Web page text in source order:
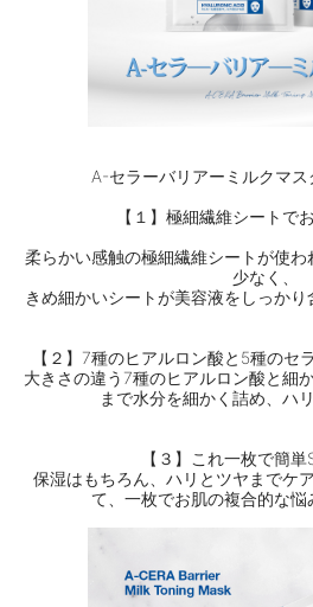
A-セラーバリアーミルクマ
【１】極細繊維シートで
柔らかい感触の極細繊維シートが使
少なく、
きめ細かいシートが美容液をしっかり
【２】7種のヒアルロン酸と5種のセ
大きさの違う7種のヒアルロン酸と細
まで水分を細かく詰め、ハ
【３】これ一枚で簡単
保湿はもちろん、ハリとツヤまでケ
て、一枚でお肌の複合的な悩